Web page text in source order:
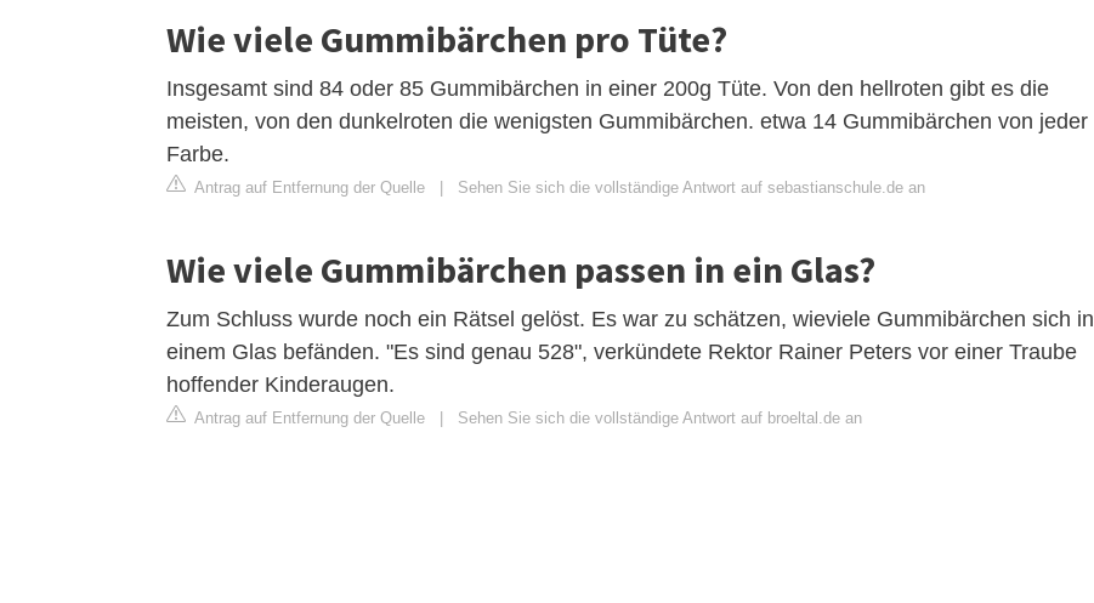
Wie viele Gummibärchen pro Tüte?
Insgesamt sind 84 oder 85 Gummibärchen in einer 200g Tüte. Von den hellroten gibt es die
meisten, von den dunkelroten die wenigsten Gummibärchen. etwa 14 Gummibärchen von jeder
Farbe.
Antrag auf Entfernung der Quelle Sehen Sie sich die vollständige Antwort auf sebastianschule.de an
Wie viele Gummibärchen passen in ein Glas?
Zum Schluss wurde noch ein Rätsel gelöst. Es war zu schätzen, wieviele Gummibärchen sich in
einem Glas befänden. "Es sind genau 528", verkündete Rektor Rainer Peters vor einer Traube
hoffender Kinderaugen.
Antrag auf Entfernung der Quelle Sehen Sie sich die vollständige Antwort auf broeltal.de an